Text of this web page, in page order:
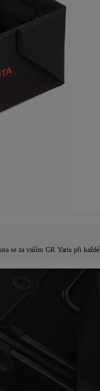
se za vaším GR Yaris při každé